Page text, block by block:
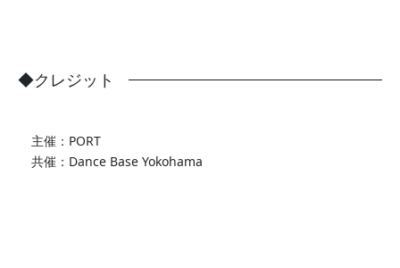
◆クレジット
主催：PORT
共催：Dance Base Yokohama